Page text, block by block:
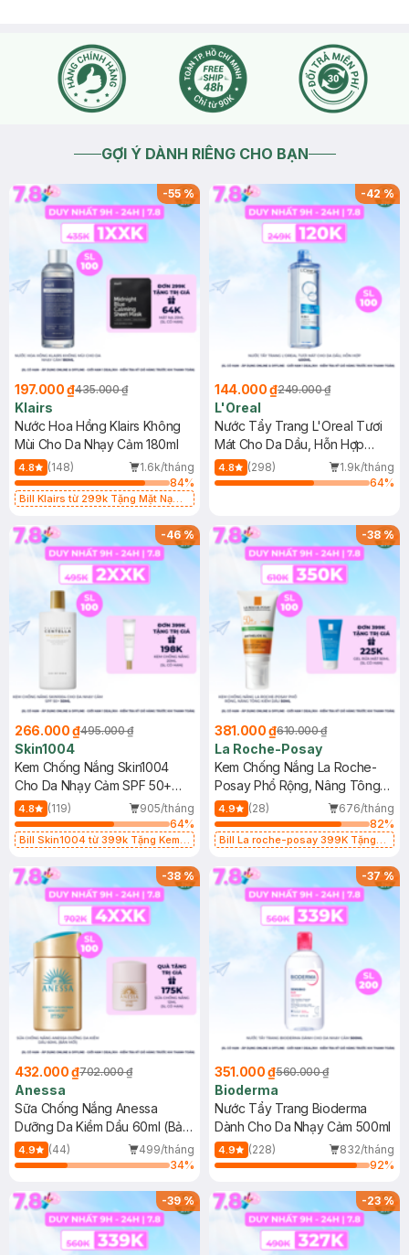
GỢI Ý DÀNH RIÊNG CHO BẠN
-55%
197.000 ₫435.000 ₫
Klairs
Nước Hoa Hồng Klairs Không
Mùi Cho Da Nhạy Cảm 180ml
4.8 (148)
1.6k/tháng
84%
Bill Klairs từ 299k Tặng Mặt Nạ
25ml (SL Có Hạn)
-42%
144.000 ₫249.000 ₫
L'Oreal
Nước Tẩy Trang L'Oreal Tươi
Mát Cho Da Dầu, Hỗn Hợp
400ml
4.8 (298)
1.9k/tháng
64%
-46%
266.000 ₫495.000 ₫
Skin1004
Kem Chống Nắng Skin1004
Cho Da Nhạy Cảm SPF 50+
50ml
4.8 (119)
905/tháng
64%
Bill Skin1004 từ 399k Tặng Kem
SPF 50+ 20ml (SL Có Hạn)
-38%
381.000 ₫610.000 ₫
La Roche-Posay
Kem Chống Nắng La Roche-
Posay Phổ Rộng, Nâng Tông
Kiềm Dầu 50ml
4.9 (28)
676/tháng
82%
Bill La roche-posay 399K Tặng
(SL có hạn)
-38%
432.000 ₫702.000 ₫
Anessa
Sữa Chống Nắng Anessa
Dưỡng Da Kiềm Dầu 60ml (Bản
Mới)
4.9 (44)
499/tháng
34%
-37%
351.000 ₫560.000 ₫
Bioderma
Nước Tẩy Trang Bioderma
Dành Cho Da Nhạy Cảm 500ml
4.9 (228)
832/tháng
92%
-39% -23%